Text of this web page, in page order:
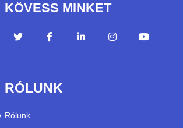
KÖVESS MINKET
RÓLUNK
Rólunk